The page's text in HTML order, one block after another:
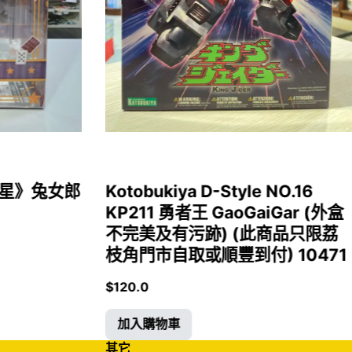
》兔女郎
Kotobukiya D-Style NO.16
KP211 勇者王 GaoGaiGar (外盒
不完美及有污跡) (此商品只限荔
枝角門市自取或順豐到付) 10471
$120.0
加入購物車
其它